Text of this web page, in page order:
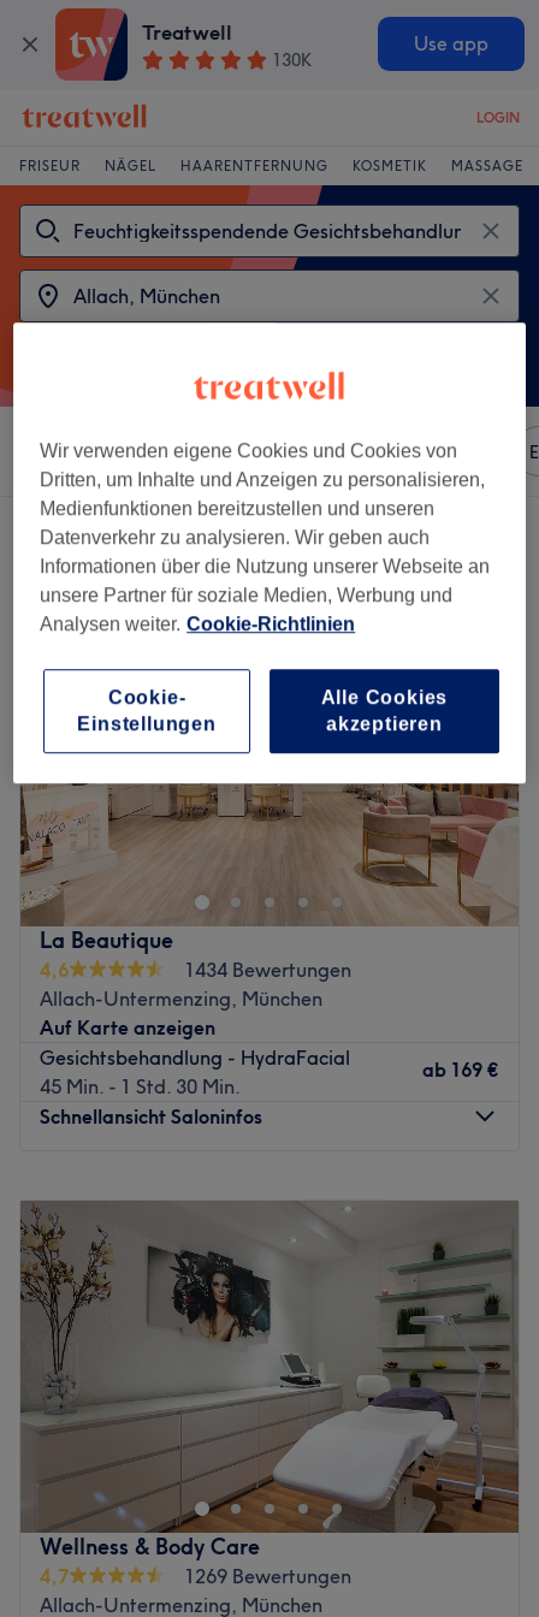
Treatwell
130K
Use app
LOGIN
FRISEUR NÄGEL HAARENTFERNUNG KOSMETIK MASSAGE
Sortieren nach Beliebiger Preis Marken Salons
2 Salons die anbieten:
feuchtigkeitsspendende gesichtsbehandlung in der Nähe von Allach,
München
La Beautique
4,6
1434 Bewertungen
Allach-Untermenzing, München
Auf Karte anzeigen
Gesichtsbehandlung - HydraFacial
45 Min. - 1 Std. 30 Min.
ab 169 €
Schnellansicht Saloninfos
Dienstag
Mittwoch
20:00
Donnerstag
09:30–20:00
Freitag
09:30–20:00
Samstag
09:30–20:00
Sonntag
Geschlossen
Morgens aufwachen und einen frischen Look haben, ist
der Traum vieler. Bei La Beautique im Münchner Evers
Einkaufszentrum setzten die Beauty-Profis alles daran, um
dir diesen Traum zu erfüllen. Gönn auch du dir nach
deinem nächsten Shoppingtrip einen Moment der Ruhe
und buche deinen persönlichen Termin in diesem Salon
supereinfach mit Treatwell – online oder per App.
Wellness & Body Care
4,7
1269 Bewertungen
Allach-Untermenzing, München
Wir verwenden eigene Cookies und Cookies von
Dritten, um Inhalte und Anzeigen zu personalisieren,
Medienfunktionen bereitzustellen und unseren
Datenverkehr zu analysieren. Wir geben auch
Informationen über die Nutzung unserer Webseite an
unsere Partner für soziale Medien, Werbung und
Analysen weiter. Cookie-Richtlinien
Cookie-
Einstellungen
Alle Cookies
akzeptieren